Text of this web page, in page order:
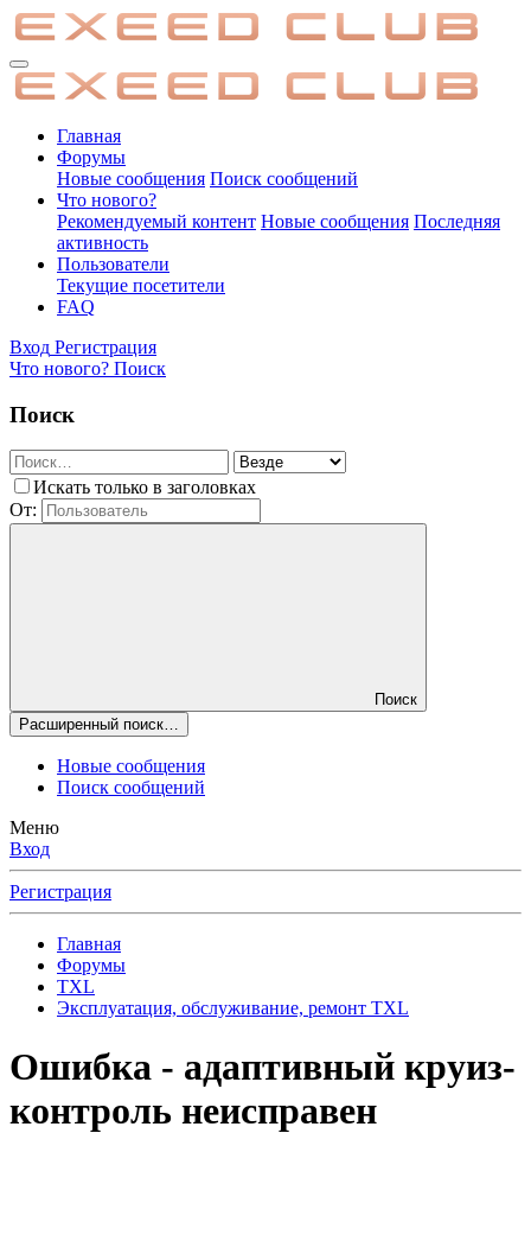
Главная
Форумы
Новые сообщения Поиск сообщений
Что нового?
Рекомендуемый контент Новые сообщения Последняя
активность
Пользователи
Текущие посетители
FAQ
Вход Регистрация
Что нового? Поиск
Поиск
Искать только в заголовках
От:
Поиск
Расширенный поиск…
Новые сообщения
Поиск сообщений
Меню
Вход
Регистрация
Главная
Форумы
TXL
Эксплуатация, обслуживание, ремонт TXL
Ошибка - адаптивный круиз-
контроль неисправен